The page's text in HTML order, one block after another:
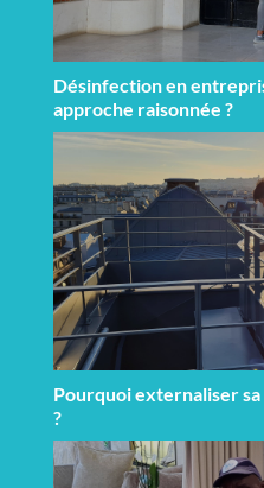
Désinfection en
approche raisonnée ?
Pourquoi externaliser
?